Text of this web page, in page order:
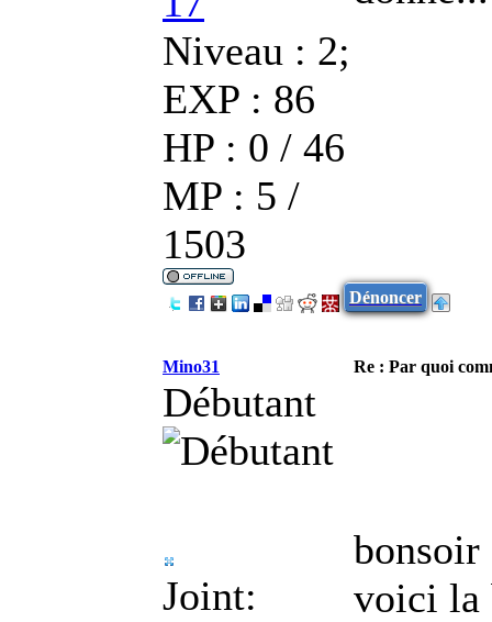
Niveau : 2;
EXP : 86
HP : 0 / 46
MP : 5 /
1503
Dénoncer
Mino31 Re : Par quoi
Débutant
Joint:
bonsoir
voici la